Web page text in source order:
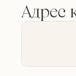
Адрес